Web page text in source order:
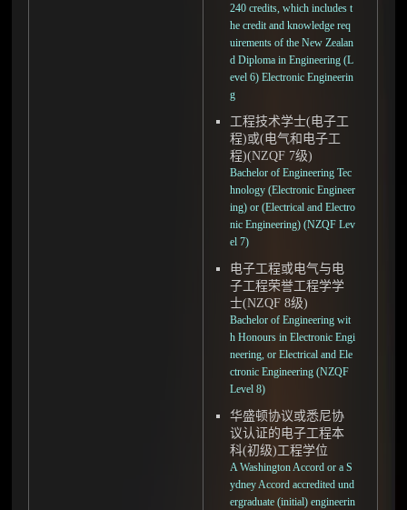
240 credits, which includes t
he credit and knowledge req
uirements of the New Zealan
d Diploma in Engineering (L
evel 6) Electronic Engineerin
g
工程技术学士(电子工
程)或(电气和电子工
程)(NZQF 7级)
Bachelor of Engineering Tec
hnology (Electronic Engineer
ing) or (Electrical and Electro
nic Engineering) (NZQF Lev
el 7)
电子工程或电气与电
子工程荣誉工程学学
士(NZQF 8级)
Bachelor of Engineering wit
h Honours in Electronic Engi
neering, or Electrical and Ele
ctronic Engineering (NZQF
Level 8)
华盛顿协议或悉尼协
议认证的电子工程本
科(初级)工程学位
A Washington Accord or a S
ydney Accord accredited und
ergraduate (initial) engineerin